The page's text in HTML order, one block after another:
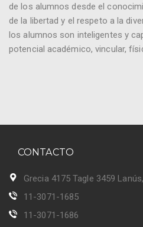
de los alumnos desde el
de la libertad y el respeto a la
los alumnos son inteligentes y
potencial académico, vincular,
CONTACTO
Grecia 4175 Tagle 3459
11-3071-1685
11-3071-1686